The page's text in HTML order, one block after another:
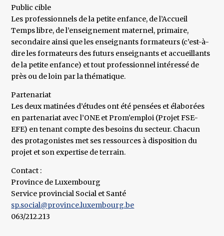
Public cible
Les professionnels de la petite enfance, de l’Accueil
Temps libre, de l’enseignement maternel, primaire,
secondaire ainsi que les enseignants formateurs (c’est-à-
dire les formateurs des futurs enseignants et accueillants
de la petite enfance) et tout professionnel intéressé de
près ou de loin par la thématique.
Partenariat
Les deux matinées d’études ont été pensées et élaborées
en partenariat avec l’ONE et Prom’emploi (Projet FSE-
EFE) en tenant compte des besoins du secteur. Chacun
des protagonistes met ses ressources à disposition du
projet et son expertise de terrain.
Contact :
Province de Luxembourg
Service provincial Social et Santé
sp.social@province.luxembourg.be
063/212.213